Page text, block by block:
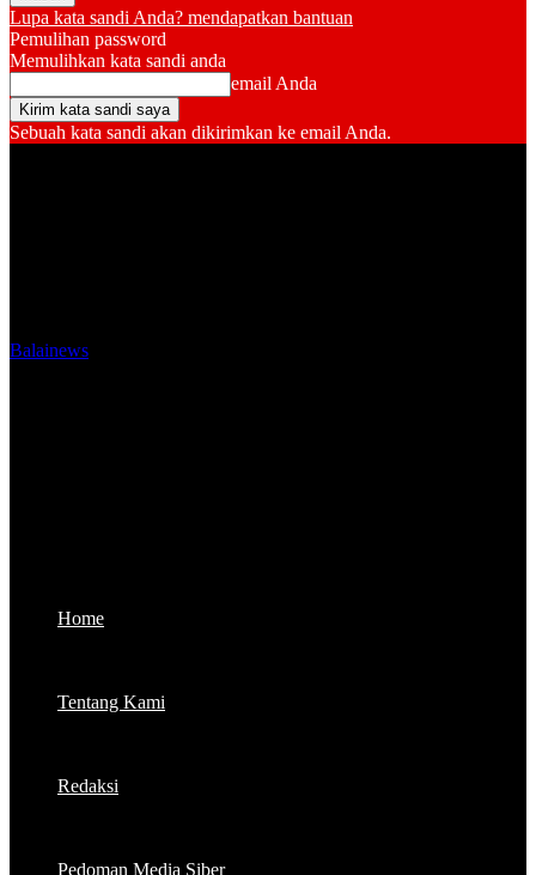
Lupa kata sandi Anda? mendapatkan bantuan
Pemulihan password
Memulihkan kata sandi anda
email Anda
Sebuah kata sandi akan dikirimkan ke email Anda.
Balainews
Home
Tentang Kami
Redaksi
Pedoman Media Siber